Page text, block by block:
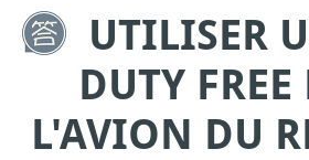
UTILISER
DUTY
L'AVION DU